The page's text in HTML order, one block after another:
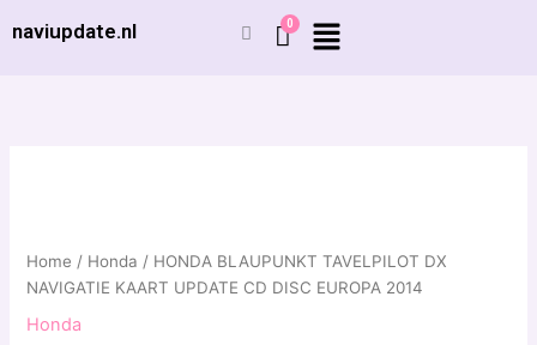
naar
naviupdate.nl
Home / Honda / HONDA BLAUPUNKT TAVELPILOT DX
NAVIGATIE KAART UPDATE CD DISC EUROPA 2014
Honda
NAVIGATIE
KAART
CD